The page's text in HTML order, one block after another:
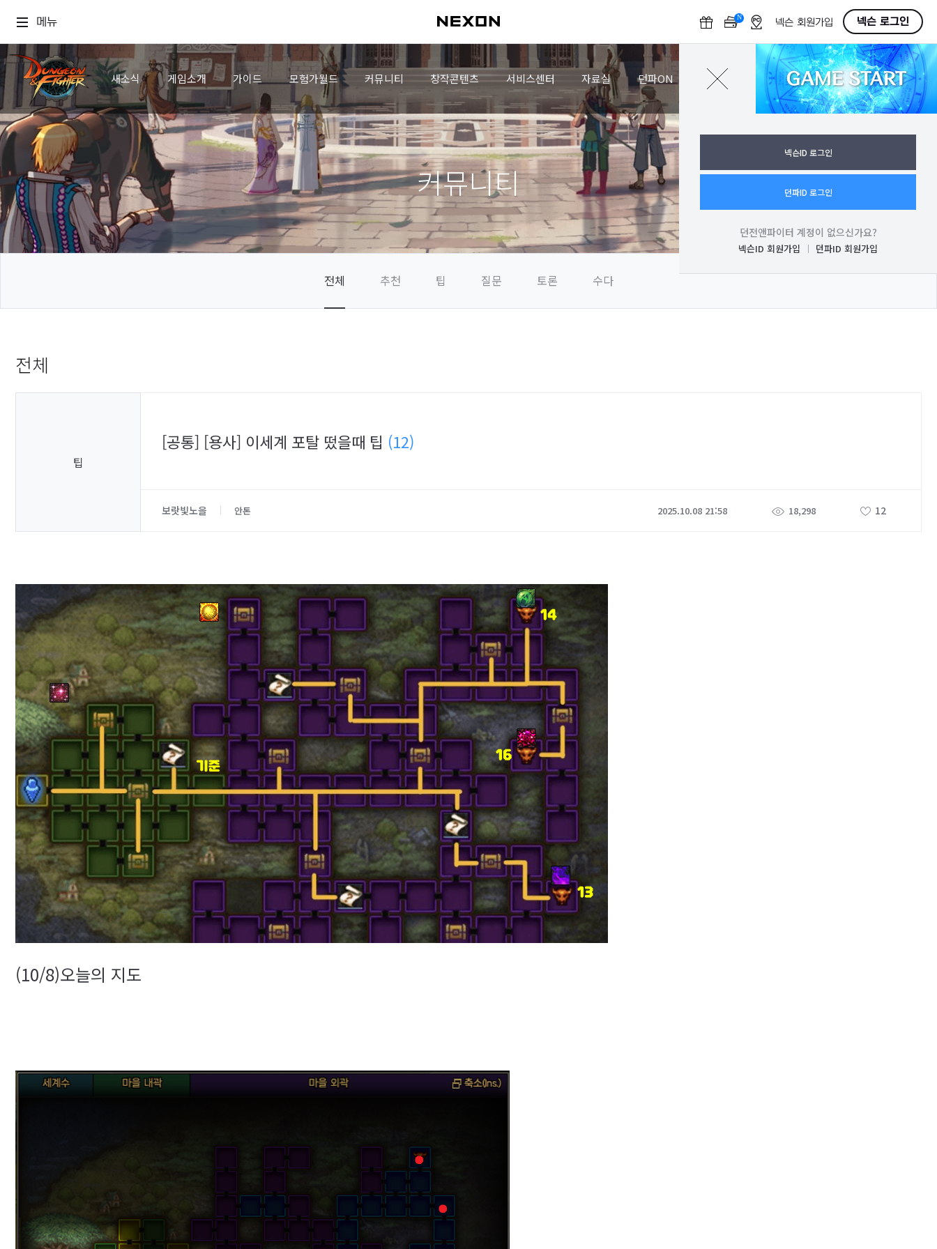
메뉴 N
F
넥슨 회원가입 넥슨 로그인
새소식 게임소개 가이드 모험가월드 커뮤니티 창작콘텐츠 서비스센터 자료실 던파ON GAME START
로그인
넥슨ID 로그인
던파ID 로그인
던전앤파이터 계정이 없으신가요?
넥슨ID 회원가입 던파ID 회원가입
커뮤니티
전체 추천 팁 질문 토론 수다
전체
팁
[공통] [용사] 이세계 포탈 떴을때 팁 (12)
보랏빛노을 안톤 2025.10.08 21:58 18,298 12
(10/8)오늘의 지도